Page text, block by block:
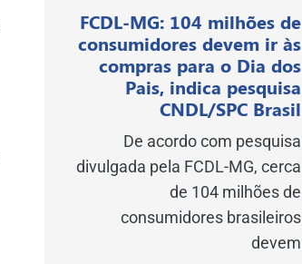
FCDL-MG: 104 milhões de
consumidores devem ir às
compras para o Dia dos
Pais, indica pesquisa
CNDL/SPC Brasil
De acordo com pesquisa
divulgada pela FCDL-MG, cerca
de 104 milhões de
consumidores brasileiros
devem